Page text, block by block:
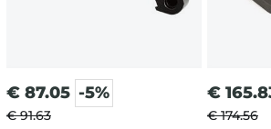
€ 87.05 -5%
€ 91.63
€
€ 174.56